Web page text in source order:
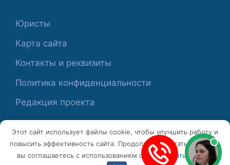
Юристы
Карта сайта
Контакты и реквизиты
Политика конфиденциальности
Редакция проекта
• Создано в GeneratePress
Этот сайт использует файлы cookie, чтобы улучшить работу и
повысить эффективность сайта. Продолжая работать с сайтом,
вы соглашаетесь с использованием cookie.Узнать больше